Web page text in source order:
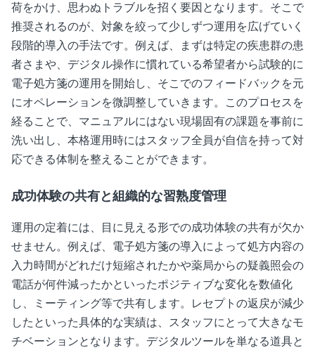
荷をかけ、思わぬトラブルを招く要因となります。そこで
推奨されるのが、対象を絞って少しずつ運用を広げていく
段階的導入の手法です。例えば、まずは特定の疾患群の患
者さまや、デジタル操作に慣れている希望者から試験的に
電子処方箋の運用を開始し、そこでのフィードバックを元
にオペレーションを微調整していきます。このプロセスを
経ることで、マニュアルにはない現場固有の課題を事前に
洗い出し、本格運用時にはスタッフ全員が自信を持って対
応できる体制を整えることができます。
成功体験の共有と組織的な習熟度管理
運用の定着には、目に見える形での成功体験の共有が欠か
せません。例えば、電子処方箋の導入によって処方内容の
入力時間がどれだけ短縮されたかや薬局からの疑義照会の
電話が何件減ったかといったポジティブな変化を数値化
し、ミーティング等で共有します。レセプトの返戻が減少
したといった具体的な実績は、スタッフにとって大きなモ
チベーションとなります。デジタルツールを単なる道具と